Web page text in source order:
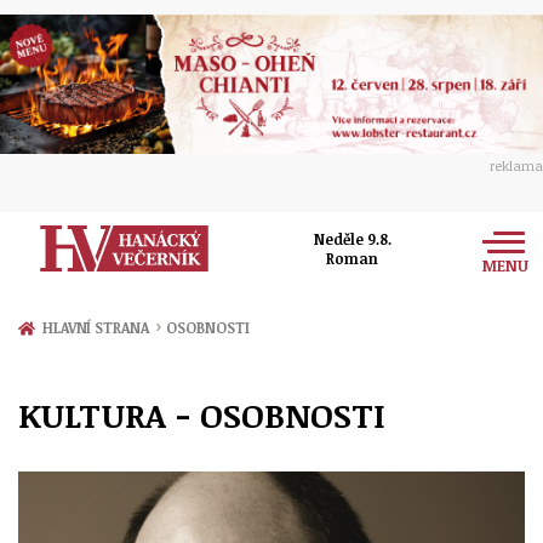
reklama
Neděle 9.8.
Roman
MENU
Zprávy
Politika
Kultura
Společnost
HLAVNÍ STRANA › OSOBNOSTI
KULTURA - OSOBNOSTI